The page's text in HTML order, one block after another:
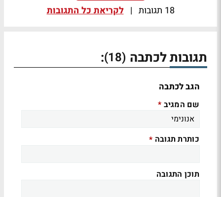
18 תגובות | לקריאת כל התגובות
תגובות לכתבה (18)
:
הגב לכתבה
שם המגיב *
כותרת תגובה *
תוכן התגובה